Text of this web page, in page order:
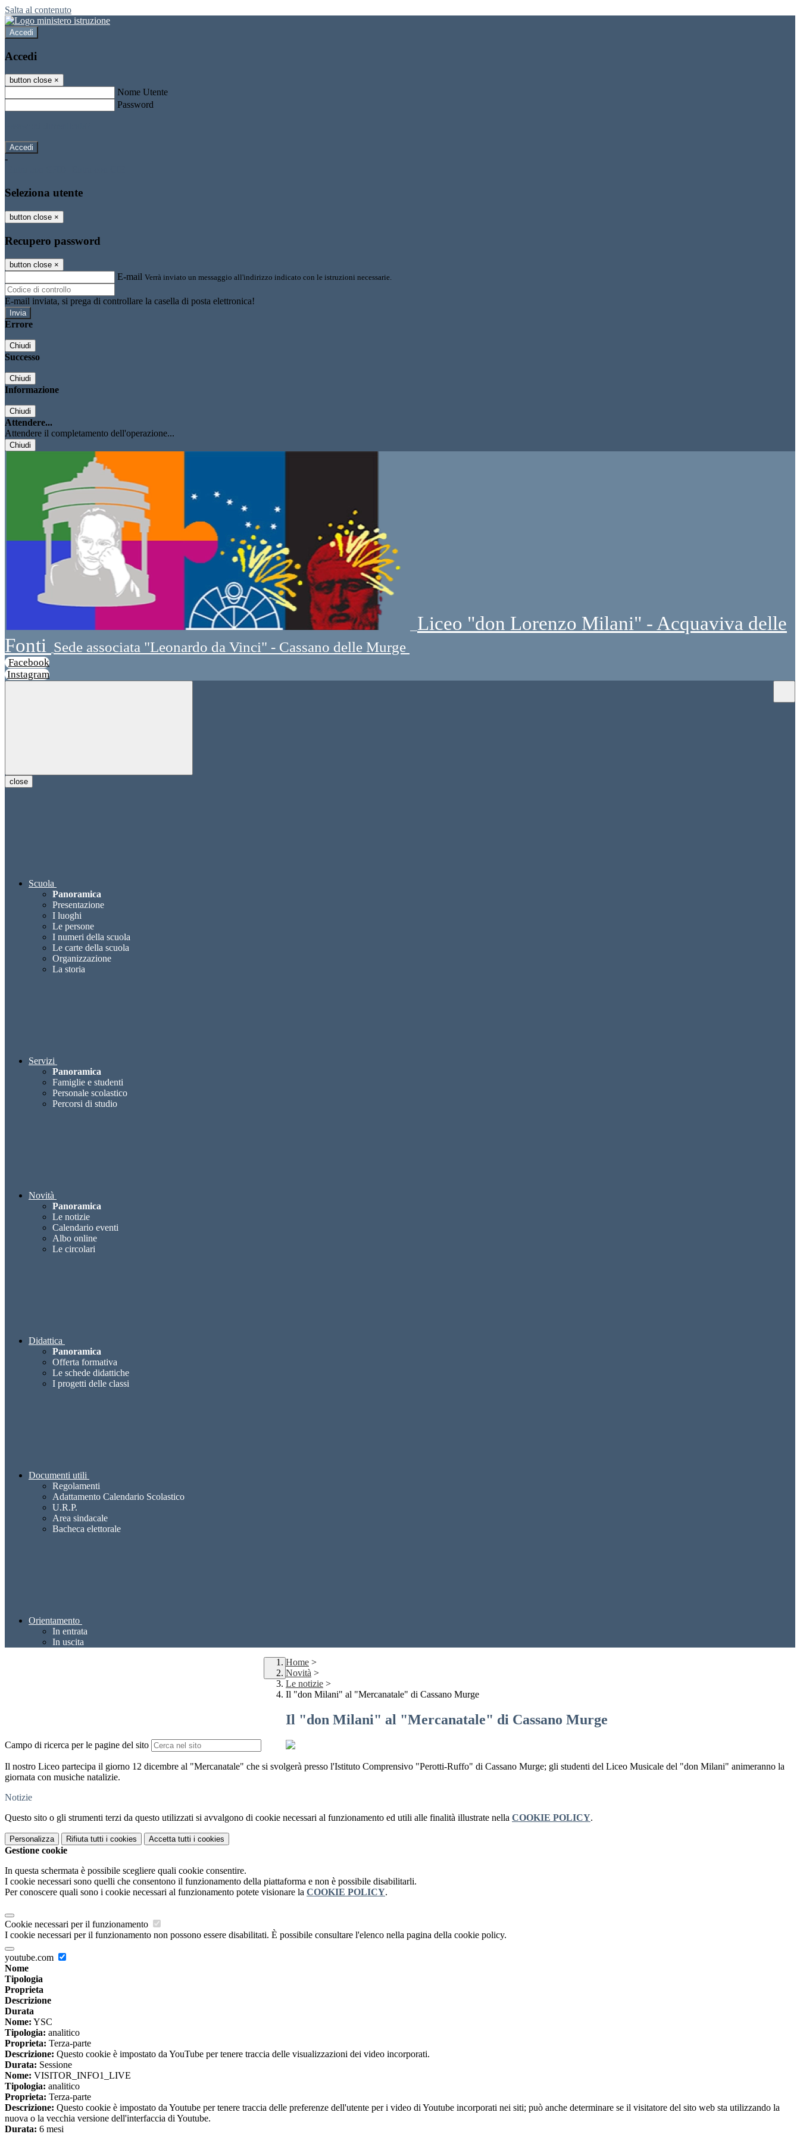
Salta al contenuto
Accedi
Accedi
button close ×
Nome Utente
Password
-
Seleziona utente
button close ×
Recupero password
button close ×
E-mail Verrà inviato un messaggio all'indirizzo indicato con le istruzioni necessarie.
E-mail inviata, si prega di controllare la casella di posta elettronica!
Errore
Chiudi
Successo
Chiudi
Informazione
Chiudi
Attendere...
Attendere il completamento dell'operazione...
Chiudi
Liceo "don Lorenzo Milani" - Acquaviva delle
Fonti Sede associata "Leonardo da Vinci" - Cassano delle Murge
Facebook
Instagram
close
Scuola
Panoramica
Presentazione
I luoghi
Le persone
I numeri della scuola
Le carte della scuola
Organizzazione
La storia
Servizi
Panoramica
Famiglie e studenti
Personale scolastico
Percorsi di studio
Novità
Panoramica
Le notizie
Calendario eventi
Albo online
Le circolari
Didattica
Panoramica
Offerta formativa
Le schede didattiche
I progetti delle classi
Documenti utili
Regolamenti
Adattamento Calendario Scolastico
U.R.P.
Area sindacale
Bacheca elettorale
Orientamento
In entrata
In uscita
Campo di ricerca per le pagine del sito
Home >
Novità >
Le notizie >
Il "don Milani" al "Mercanatale" di Cassano Murge
Il "don Milani" al "Mercanatale" di Cassano Murge
Il nostro Liceo partecipa il giorno 12 dicembre al "Mercanatale" che si svolgerà presso l'Istituto Comprensivo "Perotti-Ruffo" di Cassano Murge; gli studenti del Liceo Musicale del "don Milani" animeranno la
giornata con musiche natalizie.
Notizie
Questo sito o gli strumenti terzi da questo utilizzati si avvalgono di cookie necessari al funzionamento ed utili alle finalità illustrate nella COOKIE POLICY.
Personalizza Rifiuta tutti i cookies Accetta tutti i cookies
Gestione cookie
In questa schermata è possibile scegliere quali cookie consentire.
I cookie necessari sono quelli che consentono il funzionamento della piattaforma e non è possibile disabilitarli.
Per conoscere quali sono i cookie necessari al funzionamento potete visionare la COOKIE POLICY.
Cookie necessari per il funzionamento
I cookie necessari per il funzionamento non possono essere disabilitati. È possibile consultare l'elenco nella pagina della cookie policy.
youtube.com
Nome
Tipologia
Proprieta
Descrizione
Durata
Nome: YSC
Tipologia: analitico
Proprieta: Terza-parte
Descrizione: Questo cookie è impostato da YouTube per tenere traccia delle visualizzazioni dei video incorporati.
Durata: Sessione
Nome: VISITOR_INFO1_LIVE
Tipologia: analitico
Proprieta: Terza-parte
Descrizione: Questo cookie è impostato da Youtube per tenere traccia delle preferenze dell'utente per i video di Youtube incorporati nei siti; può anche determinare se il visitatore del sito web sta utilizzando la
nuova o la vecchia versione dell'interfaccia di Youtube.
Durata: 6 mesi